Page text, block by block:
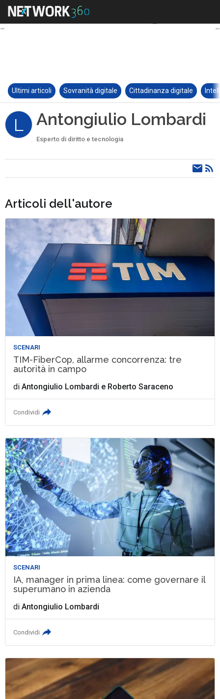
Ultimi articoli Sovranità digitale Cittadinanza digitale
L Antongiulio Lombardi
Esperto di diritto e tecnologia
Articoli dell'autore
SCENARI
TIM-FiberCop, allarme concorrenza: tre
autorità in campo
diAntongiulio Lombardi e Roberto Saraceno
Condividi
SCENARI
IA, manager in prima linea: come governare il
superumano in azienda
diAntongiulio Lombardi
Condividi